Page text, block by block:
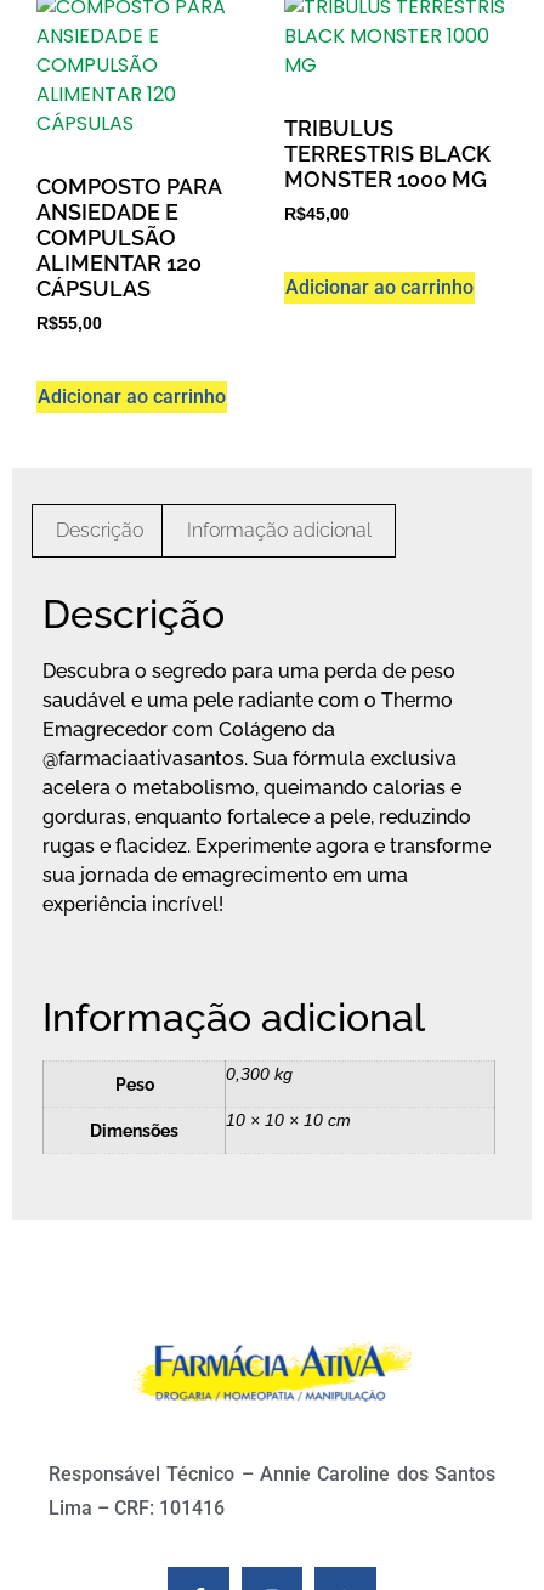
COMPOSTO PARA
ANSIEDADE E
COMPULSÃO
ALIMENTAR 120
CÁPSULAS
R$55,00
Adicionar ao carrinho
TRIBULUS
TERRESTRIS BLACK
MONSTER 1000 MG
R$45,00
Adicionar ao carrinho
Descrição Informação adicional
Descrição
Descubra o segredo para uma perda de peso
saudável e uma pele radiante com o Thermo
Emagrecedor com Colágeno da
@farmaciaativasantos. Sua fórmula exclusiva
acelera o metabolismo, queimando calorias e
gorduras, enquanto fortalece a pele, reduzindo
rugas e flacidez. Experimente agora e transforme
sua jornada de emagrecimento em uma
experiência incrível!
Informação adicional
Peso 0,300 kg
Dimensões 10 × 10 × 10 cm
Responsável Técnico – Annie Caroline dos Santos
Lima – CRF: 101416